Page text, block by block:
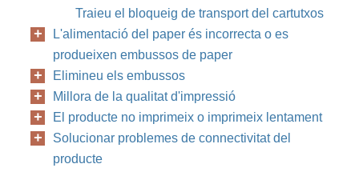
Traieu el bloqueig de transport del cartutxos
L'alimentació del paper és incorrecta o es
produeixen embussos de paper
Elimineu els embussos
Millora de la qualitat d'impressió
El producte no imprimeix o imprimeix lentament
Solucionar problemes de connectivitat del
producte